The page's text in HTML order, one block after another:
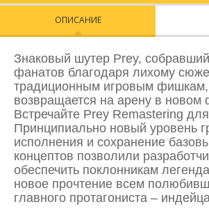
ОПИСАНИЕ
Знаковый шутер Prey,
фанатов благодаря лихому
традиционным игровым
возвращается на арену в новом
Встречайте Prey Remastering
Принципиально новый уровень
исполнения и сохранение
концептов позволили
обеспечить поклонникам
новое прочтение всем
главного протагониста –